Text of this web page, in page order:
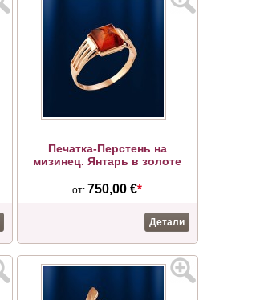
Печатка-Перстень на
мизинец. Янтарь в золоте
от: 750,00 €*
Детали